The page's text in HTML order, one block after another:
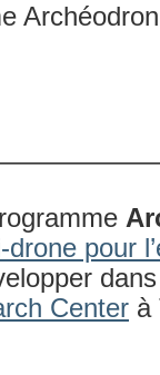
pour
Center à